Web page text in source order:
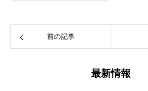
前の記事
最新情報